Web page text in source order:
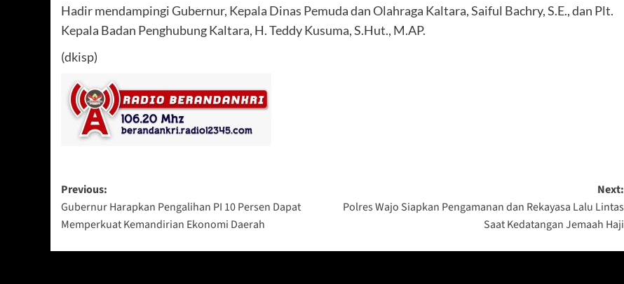
Hadir mendampingi Gubernur, Kepala Dinas Pemuda dan Olahraga Kaltara, Saiful Bachry, S.E., dan Plt.
Kepala Badan Penghubung Kaltara, H. Teddy Kusuma, S.Hut., M.AP.
(dkisp)
Post
navigation
Previous:
Gubernur Harapkan Pengalihan PI 10 Persen Dapat
Memperkuat Kemandirian Ekonomi Daerah
Next:
Polres Wajo Siapkan Pengamanan dan Rekayasa Lalu Lintas
Saat Kedatangan Jemaah Haji